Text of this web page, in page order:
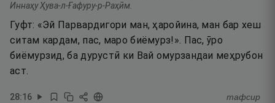
Иннаҳу Ҳува-л-Ғафуру-р-Раҳӣм.
Гуфт: «Эй Парвардигори ман, ҳаройина, ман бар хеш
ситам кардам, пас, маро биёмурз!». Пас, ӯро
биёмурзид, ба дурустӣ ки Вай омурзандаи меҳрубон
аст.
28:16 тафсир